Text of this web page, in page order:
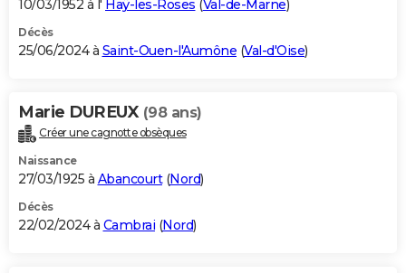
10/03/1952 à l' Haÿ-les-Roses (Val-de-Marne)
Décès
25/06/2024 à Saint-Ouen-l'Aumône (Val-d'Oise)
Marie DUREUX (98 ans)
Créer une cagnotte obsèques
Naissance
27/03/1925 à Abancourt(Nord)
Décès
22/02/2024 à Cambrai (Nord)